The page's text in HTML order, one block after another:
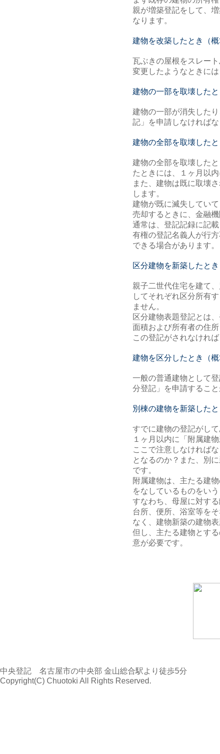
親が増築登記をして、
なります。
建物を改築したとき（
瓦ぶきの屋根をスレー
変更したようなときに
建物の一部を取壊した
建物の一部が消失した
記」を申請しなければ
建物の全部を取壊した
建物の全部を取壊した
たときには、１ヶ月以
また、建物は既に取壊
します。
建物が既に滅失してい
売却するときに、金融
通常は、登記記録に記
有権の登記名義人が行
できる場合があります。
区分建物を新築したと
親子二世代住宅を建て
してそれぞれ区分所有
ません。
区分建物表題登記とは
面積および所有者の住
この登記がされなけれ
建物を区分したとき（
一般の普通建物として
分登記」を申請するこ
別棟の建物を新築した
すでに建物の登記がし
１ヶ月以内に「附属建
ここで注意しなければ
となるのか？また、別
です。
附属建物は、主たる建
をなしているものをい
すなわち、母屋に対す
台所、便所、浴室等を
なく、建物新築の建物
但し、主たる建物とす
意が必要です。
中央登記 名古屋市の中央部 金山総合駅より徒歩5分
Copyright(C) Chuotoki All Rights Reserved.